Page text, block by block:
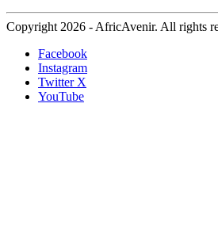
Copyright 2026 - AfricAvenir. All rights
Facebook
Instagram
Twitter X
YouTube